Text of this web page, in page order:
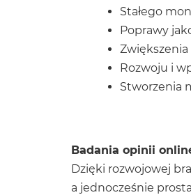
Stałego
Poprawy
Rozwoju i
Stworzenia
Badania opinii
Dzięki rozwojowej
a jednocześnie